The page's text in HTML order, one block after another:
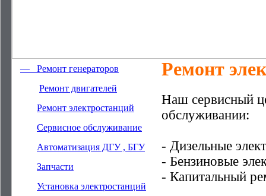
— Ремонт генераторов
Ремонт двигателей
Ремонт электростанций
Сервисное обслуживание
Автоматизация ДГУ , БГУ
Запчасти
Установка электростанций
Ремонт
Наш сервисный
обслуживании:
- Дизельные
- Бензиновые
- Капитальный